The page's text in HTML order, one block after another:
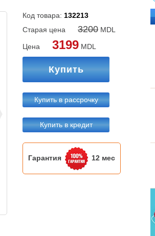
Код товара: 132213
Старая цена
3200 MDL
Цена 3199 MDL
Купить
Купить в рассрочку
Купить в кредит
Гарантия 12 мес